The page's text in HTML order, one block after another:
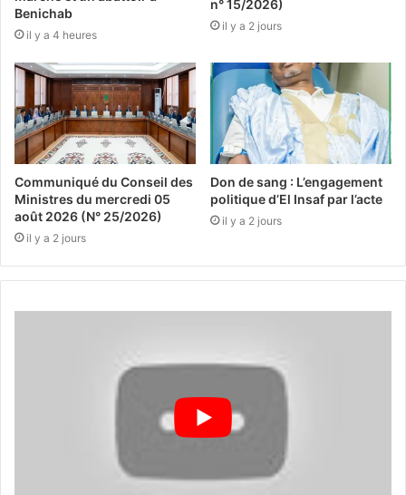
Benichab
il y a 4 heures
n° 15/2026)
il y a 2 jours
Communiqué du Conseil des
Ministres du mercredi 05
août 2026 (N° 25/2026)
il y a 2 jours
Don de sang : L’engagement
politique d’El Insaf par l’acte
il y a 2 jours